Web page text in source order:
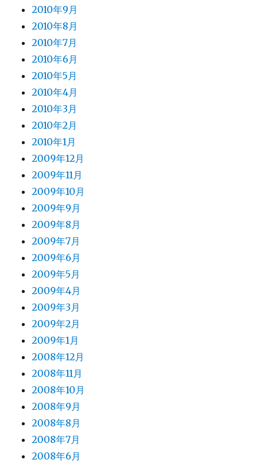
2010年9月
2010年8月
2010年7月
2010年6月
2010年5月
2010年4月
2010年3月
2010年2月
2010年1月
2009年12月
2009年11月
2009年10月
2009年9月
2009年8月
2009年7月
2009年6月
2009年5月
2009年4月
2009年3月
2009年2月
2009年1月
2008年12月
2008年11月
2008年10月
2008年9月
2008年8月
2008年7月
2008年6月